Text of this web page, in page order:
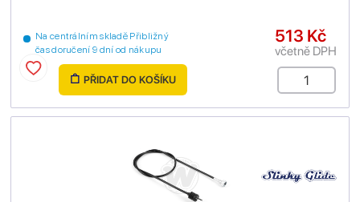
Na centrálním skladě Přibližný
čas doručení 9 dní od nákupu
513 Kč
včetně DPH
PŘIDAT DO KOŠÍKU